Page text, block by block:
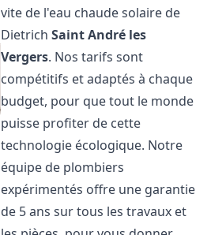
vite de l'eau chaude solaire de
DietrichSaint André les
Vergers. Nos tarifs sont
compétitifs et adaptés à chaque
budget, pour que tout le monde
puisse profiter de cette
technologie écologique. Notre
équipe de plombiers
expérimentés offre une garantie
de 5 ans sur tous les travaux et